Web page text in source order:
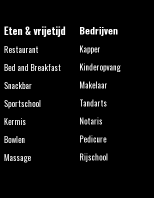
Eten & vrijetijd
Restaurant
Bed and Breakfast
Snackbar
Sportschool
Kermis
Bowlen
Massage
Bedrijven
Kapper
Kinderopvang
Makelaar
Tandarts
Notaris
Pedicure
Rijschool